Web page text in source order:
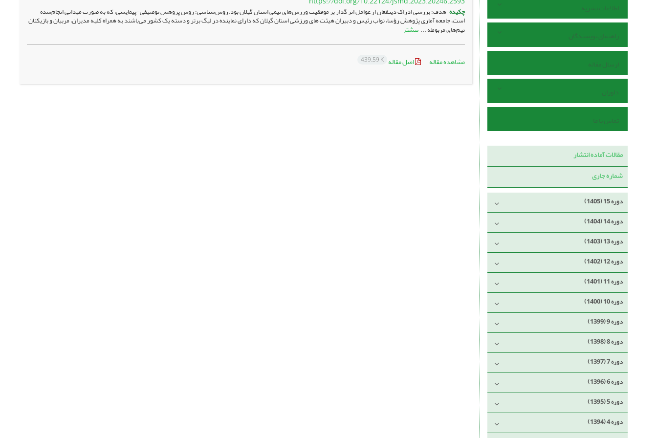
اطلاعات نشریه
راهنمای نویسندگان
ارسال مقاله
داوران
تماس با ما
مقالات آماده انتشار
شماره جاری
دوره 15 (1405)
دوره 14 (1404)
دوره 13 (1403)
دوره 12 (1402)
دوره 11 (1401)
دوره 10 (1400)
دوره 9 (1399)
دوره 8 (1398)
دوره 7 (1397)
دوره 6 (1396)
دوره 5 (1395)
دوره 4 (1394)
چکیده هدف: بررسی ادراک ذینفعان از عوامل اثر گذار بر موفقیت ورزش‌های تیمی استان گیلان بود.روش‌شناسی: روش پژوهش توصیفی-پیمایشی، که به صورت میدانی انجام‌شده‌
‌است، جامعه آماری پژوهش رؤسا، نواب رئیس و دبیران هیئت های ورزشی استان گیلان که دارای نماینده در لیگ برتر و دسته یک کشور می‌باشند به همراه کلیه مدیران، مربیان و بازیکنان
تیم‌های مربوطه ...بیشتر
مشاهده مقاله اصل مقاله 439.59 K